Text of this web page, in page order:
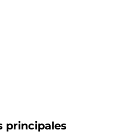
principales